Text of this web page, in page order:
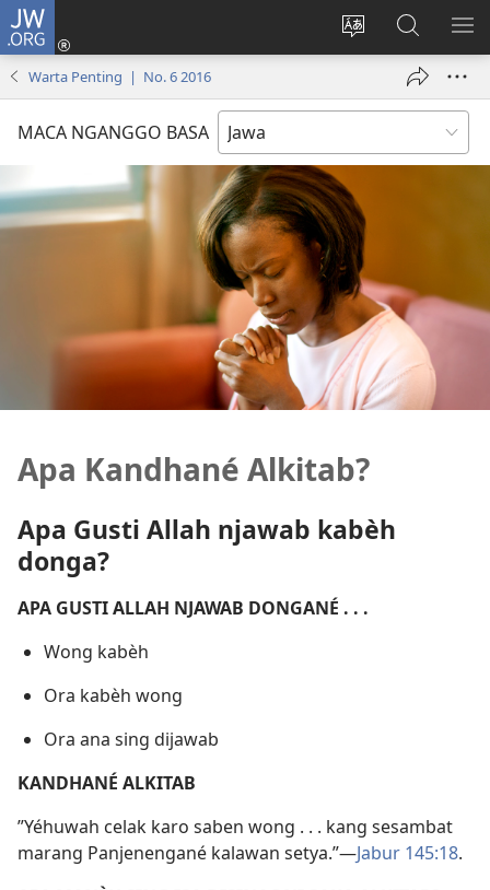
JW.ORG
Ganti
Mlebu
(opens
Golèk
JW.ORG
Warta Penting | No. 6 2016
MACA NGANGGO BASA
Apa Kandhané Alkitab?
Apa Gusti Allah njawab kabèh
donga?
APA GUSTI ALLAH NJAWAB DONGANÉ . . .
Wong kabèh
Ora kabèh wong
Ora ana sing dijawab
KANDHANÉ ALKITAB
”Yéhuwah celak karo saben wong . . . kang sesambat
marang Panjenengané kalawan setya.”​—Jabur 145:18.